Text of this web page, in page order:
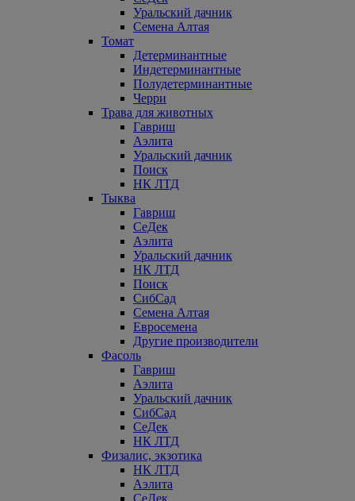
Уральский дачник
Семена Алтая
Томат
Детерминантные
Индетерминантные
Полудетерминантные
Черри
Трава для животных
Гавриш
Аэлита
Уральский дачник
Поиск
НК ЛТД
Тыква
Гавриш
СеДек
Аэлита
Уральский дачник
НК ЛТД
Поиск
СибСад
Семена Алтая
Евросемена
Другие производители
Фасоль
Гавриш
Аэлита
Уральский дачник
СибСад
СеДек
НК ЛТД
Физалис, экзотика
НК ЛТД
Аэлита
СеДек